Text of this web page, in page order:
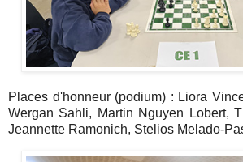
Places d'honneur (podium) : Liora
Wergan Sahli, Martin Nguyen Lobert,
Jeannette Ramonich, Stelios Melado-